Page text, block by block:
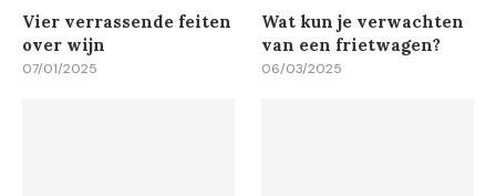
Vier verrassende feiten
over wijn
07/01/2025
Wat kun je verwachten
van een frietwagen?
06/03/2025